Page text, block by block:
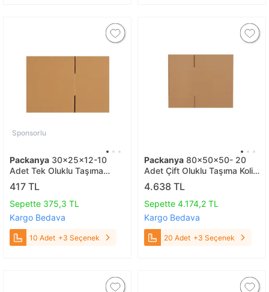
Sponsorlu
Packanya 30x25x12-10
Adet Tek Oluklu Taşıma
Kolisi 10 Adet
417 TL
Sepette 375,3 TL
Kargo Bedava
10 Adet +3 Seçenek
Packanya 80x50x50- 20
Adet Çift Oluklu Taşıma Kolisi
20 Adet
4.638 TL
Sepette 4.174,2 TL
Kargo Bedava
20 Adet +3 Seçenek